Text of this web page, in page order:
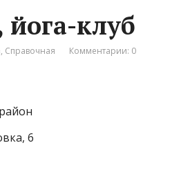
клуб
, Справочная Комментарии: 0
6